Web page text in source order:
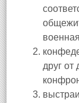
друг